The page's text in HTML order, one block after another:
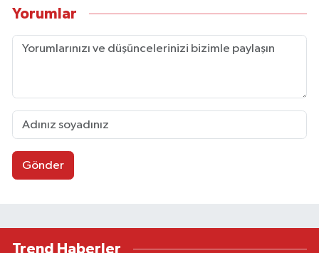
Yorumlar
Gönder
Trend Haberler